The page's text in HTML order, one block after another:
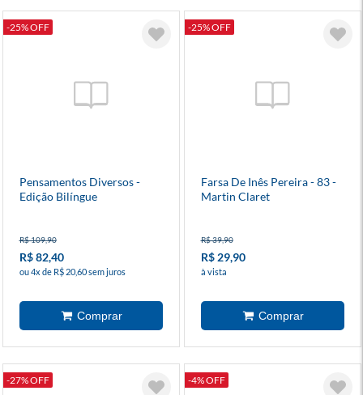
-25% OFF
Pensamentos Diversos -
Edição Bilíngue
R$ 109,90
R$ 82,40
ou 4x de R$ 20,60 sem juros
-25% OFF
Farsa De Inês Pereira - 83 -
Martin Claret
R$ 39,90
R$ 29,90
à vista
-27% OFF -4% OFF